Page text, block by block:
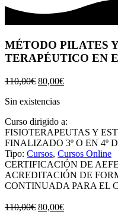
MÉTODO PILATES
TERAPÉUTICO EN
110,00€ El
original
110,00€.
80,00€El
80,00€.
Sin existencias
Curso dirigido a:
FISIOTERAPEUTAS Y
FINALIZADO 3º O EN 4º
Tipo: Cursos, Cursos Online
CERTIFICACIÓN DE
ACREDITACIÓN DE
CONTINUADA PARA EL
110,00€ El
80,00€El